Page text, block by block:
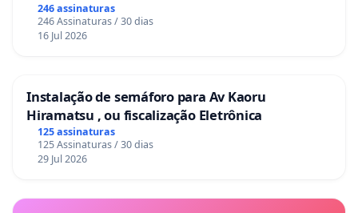
246 assinaturas
246 Assinaturas / 30 dias
16 Jul 2026
Instalação de semáforo para Av Kaoru
Hiramatsu , ou fiscalização Eletrônica
125 assinaturas
125 Assinaturas / 30 dias
29 Jul 2026